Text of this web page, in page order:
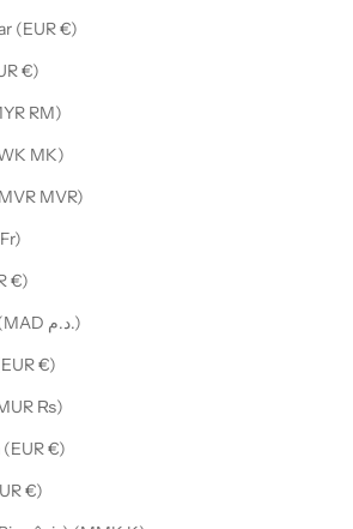
Madagáscar (EUR €)
Maiote (EUR €)
Malásia (MYR RM)
Maláui (MWK MK)
Maldivas (MVR MVR)
Mali (XOF Fr)
Malta (EUR €)
Marrocos (MAD د.م.)
Martinica (EUR €)
Maurícia (MUR ₨)
Mauritânia (EUR €)
México (EUR €)